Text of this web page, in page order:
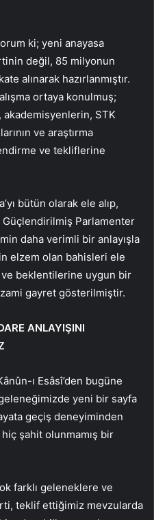
ki; yeni anayasa
değil, 85 milyonun
alınarak hazırlanmıştır.
ortaya konulmuş;
akademisyenlerin, STK
ve araştırma
ve tekliflerine
bütün olarak ele alıp,
Parlamenter
daha verimli bir anlayışla
elzem olan bahisleri ele
beklentilerine uygun bir
gayret gösterilmiştir.
ANLAYIŞINI
ı Esâsî’den bugüne
yeni bir sayfa
geçiş deneyiminden
şahit olunmamış bir
farklı geleneklere ve
teklif ettiğimiz mevzularda